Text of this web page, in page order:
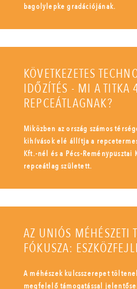
bagolylepke gradációjának.
KÖVETKEZETES
IDŐZÍTÉS - MI A TITKA
REPCEÁTLAGNAK?
Miközben az ország számos
kihívások elé állítja a
Kft.-nél és a Pécs-
repceátlag született.
AZ UNIÓS MÉHÉSZETI
FÓKUSZA:
A méhészek kulcsszerepet
megfelelő támogatással